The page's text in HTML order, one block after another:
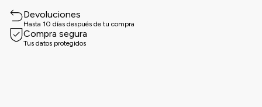
Devoluciones
Hasta 10 días después de tu compra
Compra segura
Tus datos protegidos